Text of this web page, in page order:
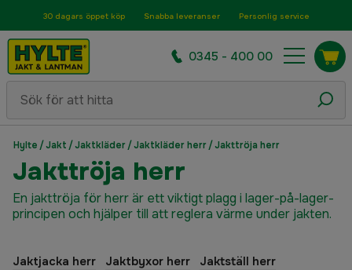
30 dagars öppet köp Snabba leveranser Personlig service
0345 - 400 00
Hylte /Jakt /Jaktkläder/Jaktkläder herr/Jakttröja herr
Jakttröja herr
En jakttröja för herr är ett viktigt plagg i lager-på-lager-
principen och hjälper till att reglera värme under jakten.
Jaktjacka herr Jaktbyxor herr
Jaktställ herr